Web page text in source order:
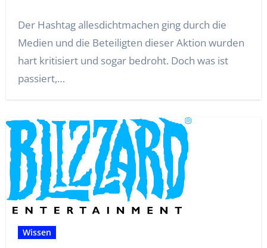
Der Hashtag allesdichtmachen ging durch die
Medien und die Beteiligten dieser Aktion wurden
hart kritisiert und sogar bedroht. Doch was ist
passiert,…
Wissen